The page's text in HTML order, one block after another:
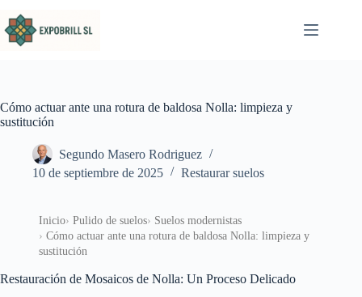
Cómo actuar ante una rotura de baldosa Nolla: limpieza y
sustitución
Segundo Masero Rodriguez
10 de septiembre de 2025
Restaurar suelos
Inicio Pulido de suelos
Suelos modernistas
Cómo actuar ante una rotura de baldosa Nolla: limpieza y
sustitución
Restauración de Mosaicos de Nolla: Un Proceso Delicado